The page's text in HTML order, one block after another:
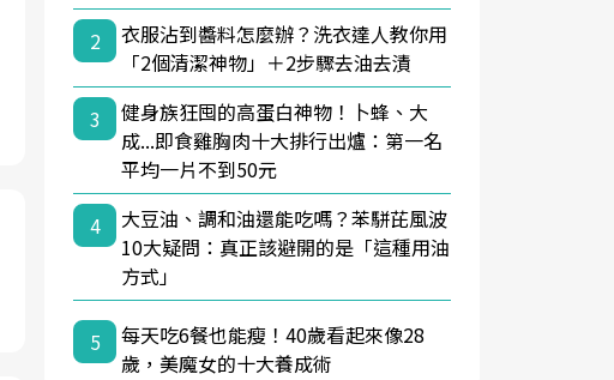
2
衣服沾到醬料怎麼辦？洗衣達人教你用
「2個清潔神物」＋2步驟去油去漬
3
健身族狂囤的高蛋白神物！卜蜂、大
成...即食雞胸肉十大排行出爐：第一名
平均一片不到50元
4
大豆油、調和油還能吃嗎？苯駢芘風波
10大疑問：真正該避開的是「這種用油
方式」
5
每天吃6餐也能瘦！40歲看起來像28
歲，美魔女的十大養成術